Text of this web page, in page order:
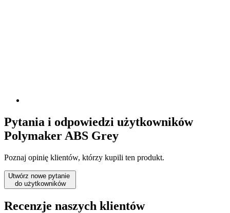
Pytania i odpowiedzi użytkowników
Polymaker ABS Grey
Poznaj opinię klientów, którzy kupili ten produkt.
Utwórz nowe pytanie
do użytkowników
Recenzje naszych klientów